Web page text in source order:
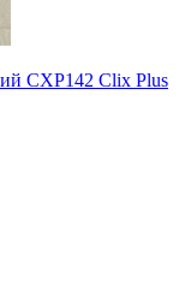
CXP142 Clix Plus